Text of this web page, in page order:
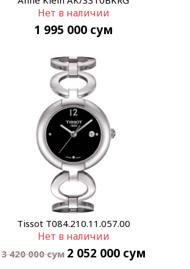
Нет в наличии
1 995 000 сум
Tissot T084.210.11.057.00
Нет в наличии
3 420 000сум 2 052 000 сум